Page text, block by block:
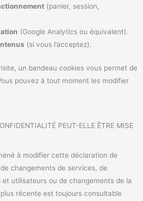
(panier, session,
(Google Analytics ou équivalent).
(si vous l’acceptez).
un bandeau cookies vous permet de
pouvez à tout moment les modifier
PEUT-ELLE ÊTRE MISE
à modifier cette déclaration de
changements de services, de
utilisateurs ou de changements de la
récente est toujours consultable